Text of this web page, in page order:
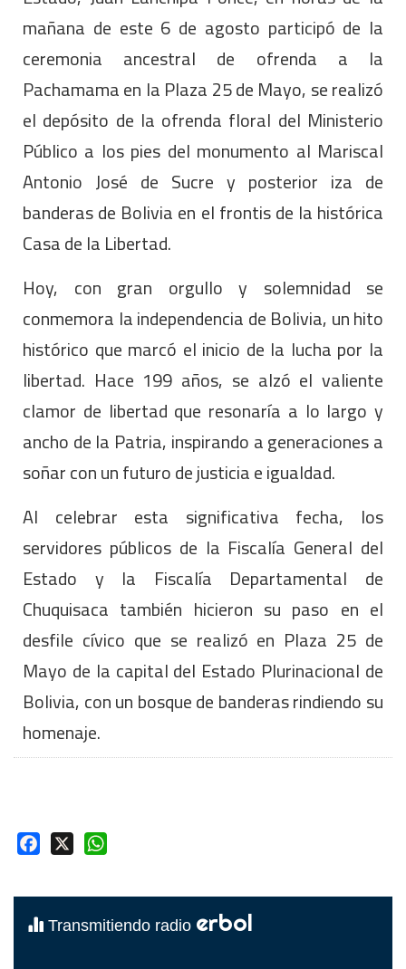
mañana de este 6 de agosto participó de la
ceremonia ancestral de ofrenda a la
Pachamama en la Plaza 25 de Mayo, se realizó
el depósito de la ofrenda floral del Ministerio
Público a los pies del monumento al Mariscal
Antonio José de Sucre y posterior iza de
banderas de Bolivia en el frontis de la histórica
Casa de la Libertad.
Hoy, con gran orgullo y solemnidad se
conmemora la independencia de Bolivia, un hito
histórico que marcó el inicio de la lucha por la
libertad. Hace 199 años, se alzó el valiente
clamor de libertad que resonaría a lo largo y
ancho de la Patria, inspirando a generaciones a
soñar con un futuro de justicia e igualdad.
Al celebrar esta significativa fecha, los
servidores públicos de la Fiscalía General del
Estado y la Fiscalía Departamental de
Chuquisaca también hicieron su paso en el
desfile cívico que se realizó en Plaza 25 de
Mayo de la capital del Estado Plurinacional de
Bolivia, con un bosque de banderas rindiendo su
homenaje.
Facebook
Transmitiendo radio erbol